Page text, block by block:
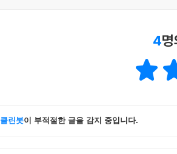
4
클린봇이 부적절한 글을 감지 중입니다.